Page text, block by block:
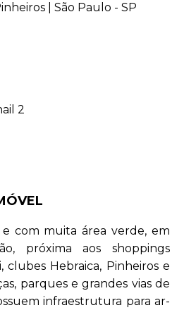
| São Paulo - SP
com muita área verde, em
próxima aos shoppings
clubes Hebraica, Pinheiros e
parques e grandes vias de
infraestrutura para ar-